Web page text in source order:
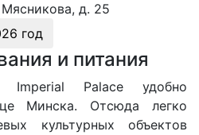
д. 25
год
и питания
Imperial Palace удобно
Минска. Отсюда легко
культурных объектов